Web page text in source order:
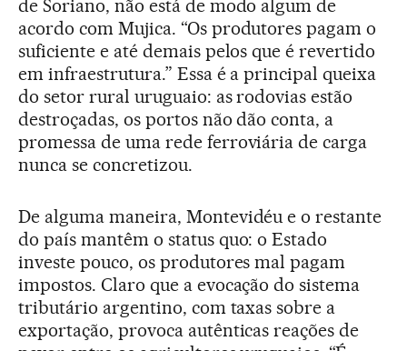
de Soriano, não está de modo algum de
acordo com Mujica. “Os produtores pagam o
suficiente e até demais pelos que é revertido
em infraestrutura.” Essa é a principal queixa
do setor rural uruguaio: as rodovias estão
destroçadas, os portos não dão conta, a
promessa de uma rede ferroviária de carga
nunca se concretizou.
De alguma maneira, Montevidéu e o restante
do país mantêm o status quo: o Estado
investe pouco, os produtores mal pagam
impostos. Claro que a evocação do sistema
tributário argentino, com taxas sobre a
exportação, provoca autênticas reações de